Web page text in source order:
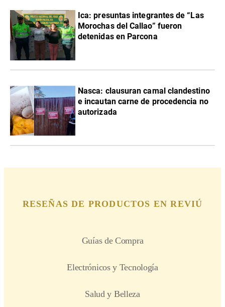
Ica: presuntas integrantes de “Las
Morochas del Callao” fueron
detenidas en Parcona
Nasca: clausuran camal clandestino
e incautan carne de procedencia no
autorizada